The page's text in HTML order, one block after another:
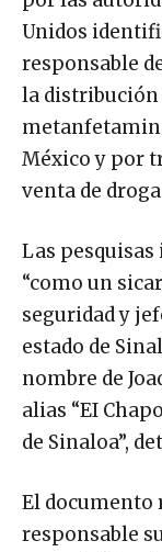
Unidos
responsable
la distribución
México y por
venta de
Las
“como un
seguridad y
estado de
nombre de
alias “EI
de Sinaloa”,
El documento
responsable